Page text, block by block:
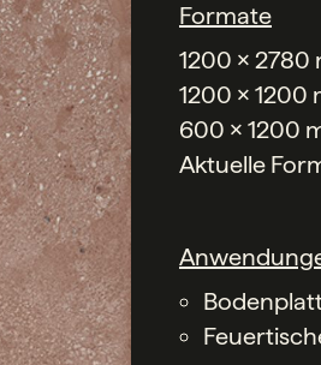
Formate
1200 x 2780
1200 x 1200
600 x 1200
Aktuelle